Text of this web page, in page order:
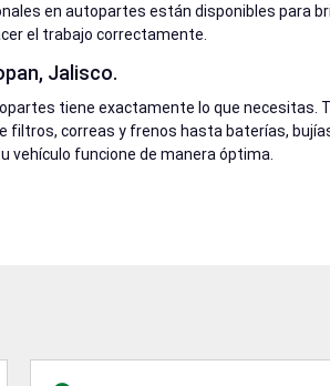
en autopartes están disponibles para
el trabajo correctamente.
Jalisco.
tiene exactamente lo que
filtros, correas y frenos hasta baterías,
vehículo funcione de manera óptima.